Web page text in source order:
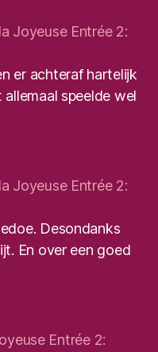
Joyeuse Entrée 2:
er achteraf hartelijk
speelde wel
Joyeuse Entrée 2:
Desondanks
En over een goed
Entrée 2: